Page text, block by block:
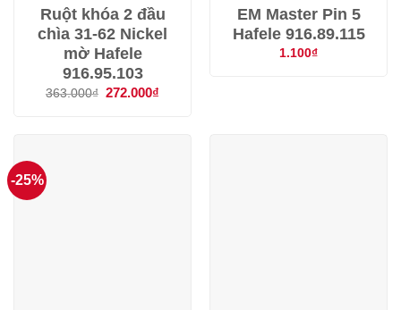
Ruột khóa 2 đầu
chìa 31-62 Nickel
mờ Hafele
916.95.103
363.000₫ Giá
272.000₫
272.000₫.
EM Master Pin 5
Hafele 916.89.115
1.100₫
-25%